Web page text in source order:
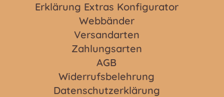
Erklärung Extras Konfigurator
Webbänder
Versandarten
Zahlungsarten
AGB
Widerrufsbelehrung
Datenschutzerklärung